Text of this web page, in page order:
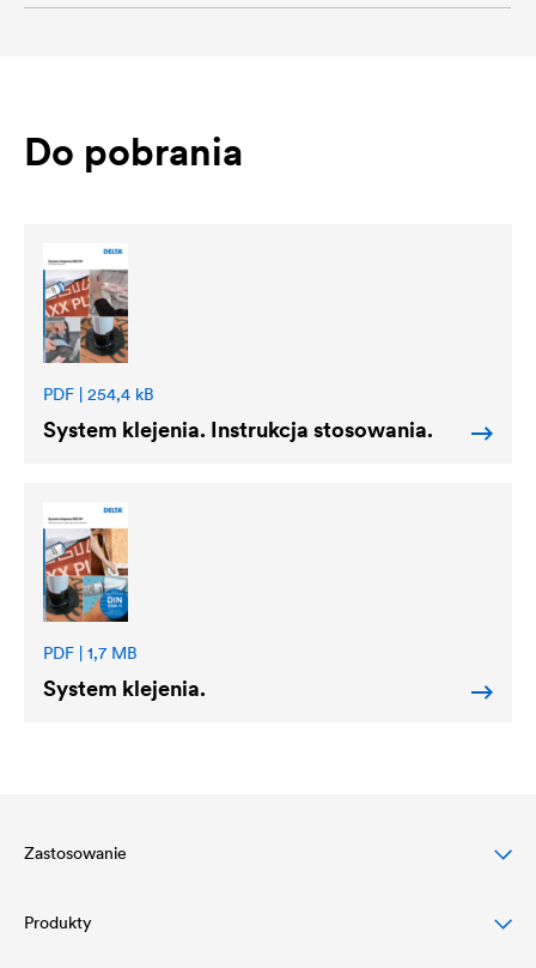
Do pobrania
PDF | 254,4 kB
System klejenia. Instrukcja stosowania.
PDF | 1,7 MB
System klejenia.
Zastosowanie
Ochrona dachów skośnych
Produkty